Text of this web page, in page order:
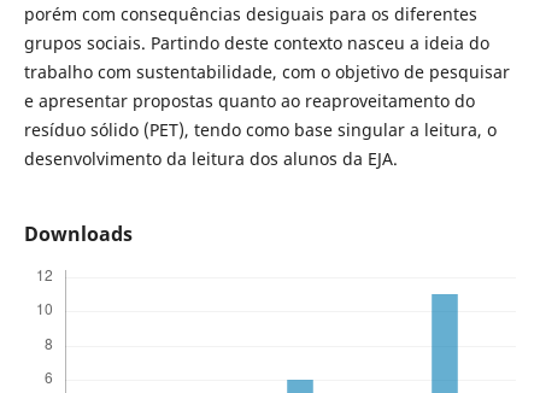
porém com consequências desiguais para os diferentes
grupos sociais. Partindo deste contexto nasceu a ideia do
trabalho com sustentabilidade, com o objetivo de pesquisar
e apresentar propostas quanto ao reaproveitamento do
resíduo sólido (PET), tendo como base singular a leitura, o
desenvolvimento da leitura dos alunos da EJA.
Downloads